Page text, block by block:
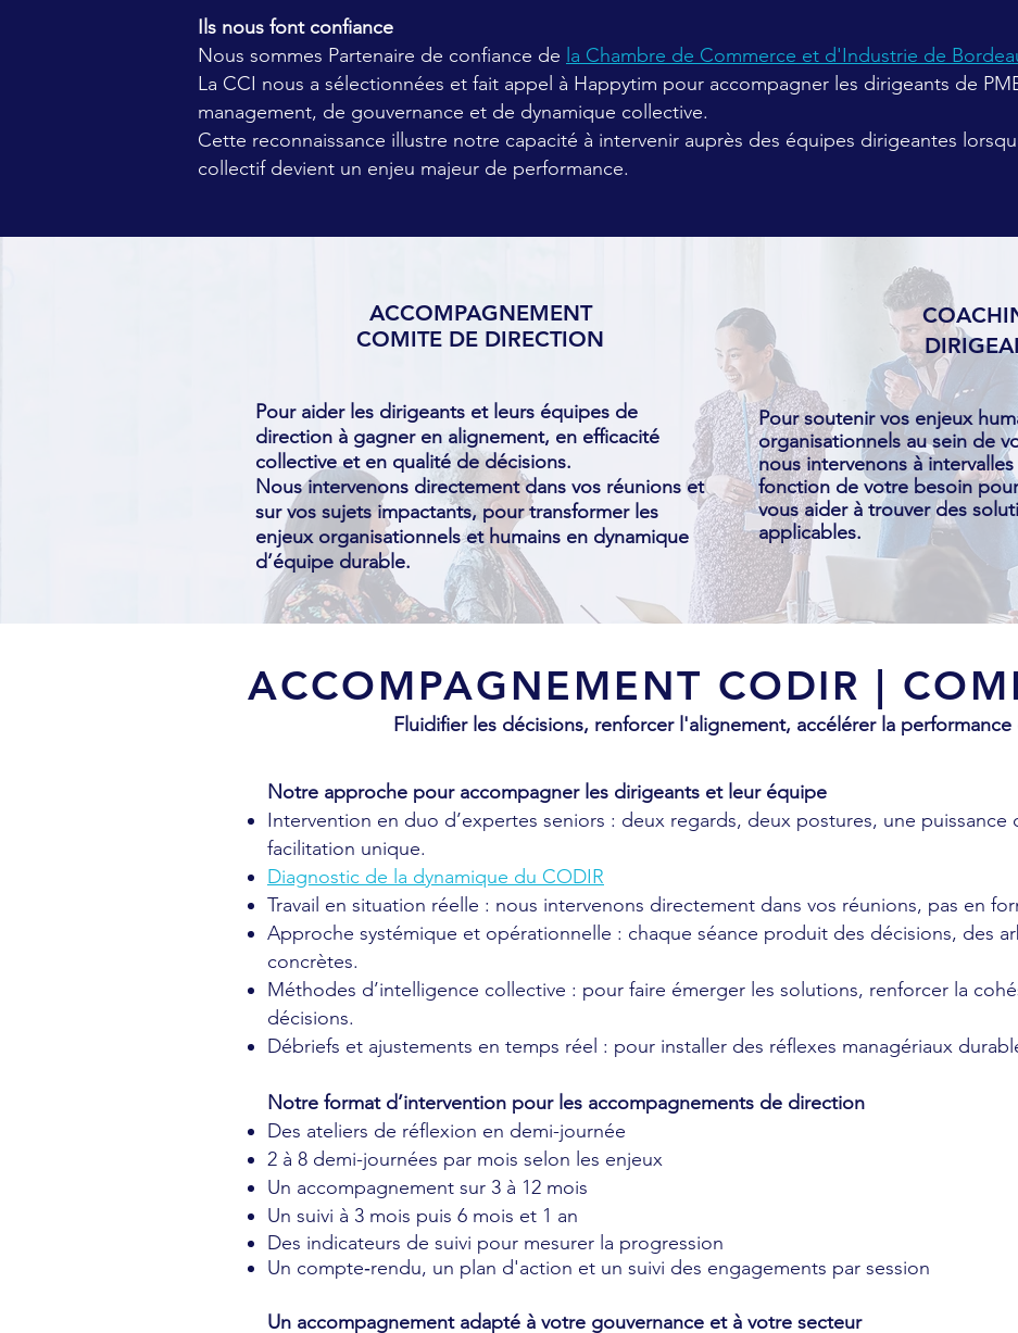
Ils nous font confiance
Nous sommes Partenaire de confiance de la Chambre de Commerce et d'Industrie de
La CCI nous a sélectionnées et fait appel à Happytim pour accompagner les dirigeants de
management, de gouvernance et de dynamique collective.
Cette reconnaissance illustre notre capacité à intervenir auprès des équipes dirigeantes
collectif devient un enjeu majeur de performance.
ACCOMPAGNEMENT
COMITE DE DIRECTION
Pour aider les dirigeants et leurs équipes de
direction à gagner en alignement, en efficacité
collective et en qualité de décisions.
Nous intervenons directement dans vos réunions et
sur vos sujets impactants, pour transformer les
enjeux organisationnels et humains en dynamique
d’équipe durable.
Pour soutenir vos enjeux
organisationnels au sein de
nous intervenons à
fonction de votre besoin
vous aider à trouver des
applicables.
ACCOMPAGNEMENT CODIR |
Notre approche pour accompagner les dirigeants et leur équipe
Intervention en duo d’expertes seniors : deux regards, deux postures, une puissance
facilitation unique.
Diagnostic de la dynamique du CODIR
Travail en situation réelle : nous intervenons directement dans vos réunions, pas en
Approche systémique et opérationnelle : chaque séance produit des décisions, des
concrètes.
Méthodes d’intelligence collective : pour faire émerger les solutions, renforcer la
décisions.
Débriefs et ajustements en temps réel : pour installer des réflexes managériaux
Notre format d’intervention pour les accompagnements de direction
Des ateliers de réflexion en demi-journée
2 à 8 demi-journées par mois selon les enjeux
Un accompagnement sur 3 à 12 mois
Un suivi à 3 mois puis 6 mois et 1 an
Des indicateurs de suivi pour mesurer la progression
Un compte‑rendu, un plan d'action et un suivi des engagements par session
Un accompagnement adapté à votre gouvernance et à votre secteur
Fluidifier les décisions, renforcer l'alignement, accélérer la performance